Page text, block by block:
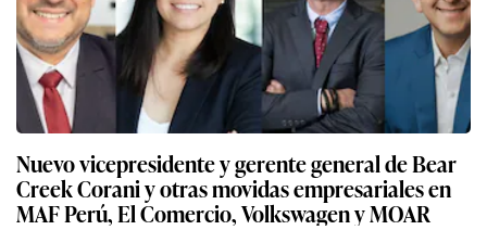
Nuevo vicepresidente y gerente general de Bear
Creek Corani y otras movidas empresariales en
MAF Perú, El Comercio, Volkswagen y MOAR